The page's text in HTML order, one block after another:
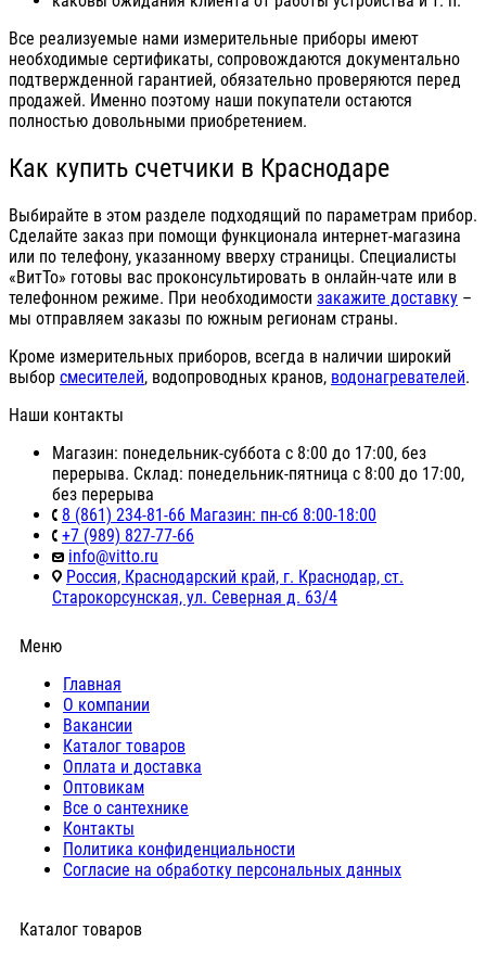
Все реализуемые нами измерительные приборы имеют
необходимые сертификаты, сопровождаются документально
подтвержденной гарантией, обязательно проверяются перед
продажей. Именно поэтому наши покупатели остаются
полностью довольными приобретением.
Как купить счетчики в Краснодаре
Выбирайте в этом разделе подходящий по параметрам прибор.
Сделайте заказ при помощи функционала интернет-магазина
или по телефону, указанному вверху страницы. Специалисты
«ВитТо» готовы вас проконсультировать в онлайн-чате или в
телефонном режиме. При необходимости закажите доставку –
мы отправляем заказы по южным регионам страны.
Кроме измерительных приборов, всегда в наличии широкий
выбор смесителей, водопроводных кранов, водонагревателей.
Наши контакты
Магазин: понедельник-суббота с 8:00 до 17:00, без
перерыва. Склад: понедельник-пятница с 8:00 до 17:00,
без перерыва
8 (861) 234-81-66 Магазин: пн-сб 8:00-18:00
+7 (989) 827-77-66
info@vitto.ru
Россия, Краснодарский край, г. Краснодар, ст.
Старокорсунская, ул. Северная д. 63/4
Меню
Главная
О компании
Вакансии
Каталог товаров
Оплата и доставка
Оптовикам
Все о сантехнике
Контакты
Политика конфиденциальности
Согласие на обработку персональных данных
Каталог товаров